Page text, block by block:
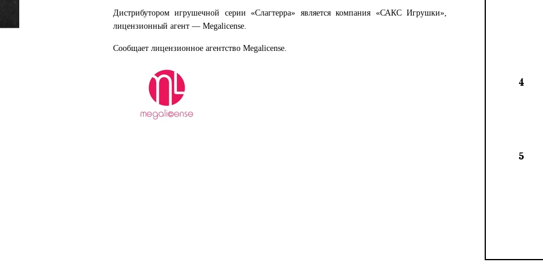
Дистрибутором игрушечной серии «Слагтерра» является компания «САКС Игрушки»,
лицензионный агент — Megalicense.
Сообщает лицензионное агентство Megalicense.
4
5